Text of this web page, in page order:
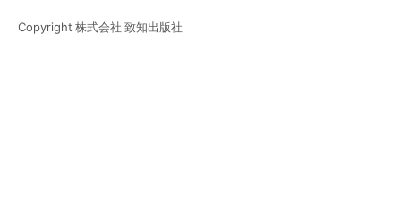
Copyright 株式会社 致知出版社